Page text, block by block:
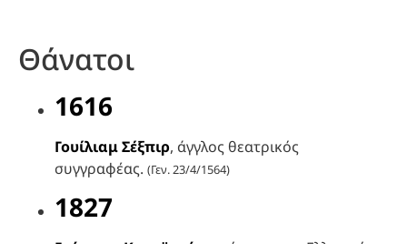
Θάνατοι
1616
Γουίλιαμ Σέξπιρ, άγγλος θεατρικός
συγγραφέας. (Γεν. 23/4/1564)
1827